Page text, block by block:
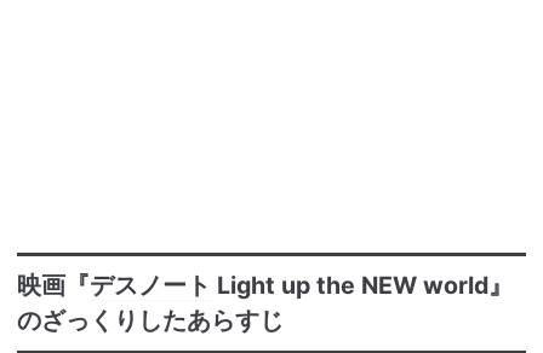
映画『デスノート Light up the NEW world』
のざっくりしたあらすじ